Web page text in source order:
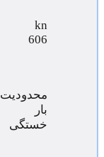
kn
606
محدودیت
بار
خستگی